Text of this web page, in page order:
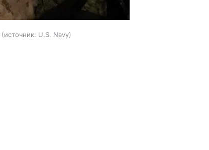
источник: U.S. Navy